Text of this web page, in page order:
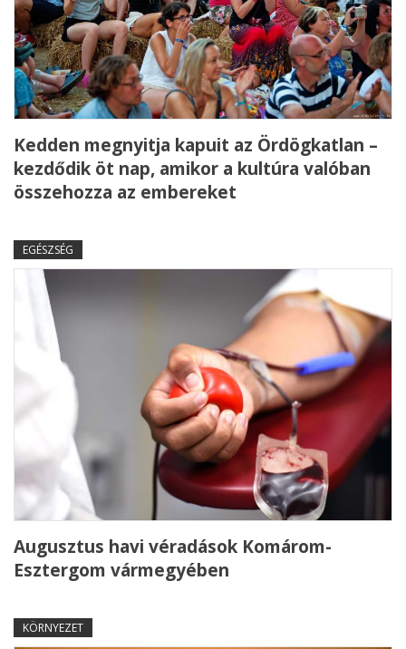
Kedden megnyitja kapuit az Ördögkatlan –
kezdődik öt nap, amikor a kultúra valóban
összehozza az embereket
EGÉSZSÉG
Augusztus havi véradások Komárom-
Esztergom vármegyében
KÖRNYEZET